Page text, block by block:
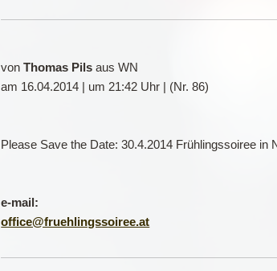
vonThomas Pils aus WN
am 16.04.2014 | um 21:42 Uhr | (Nr. 86)
Please Save the Date: 30.4.2014 Frühlingssoiree in
e-mail:
office@fruehlingssoiree.at